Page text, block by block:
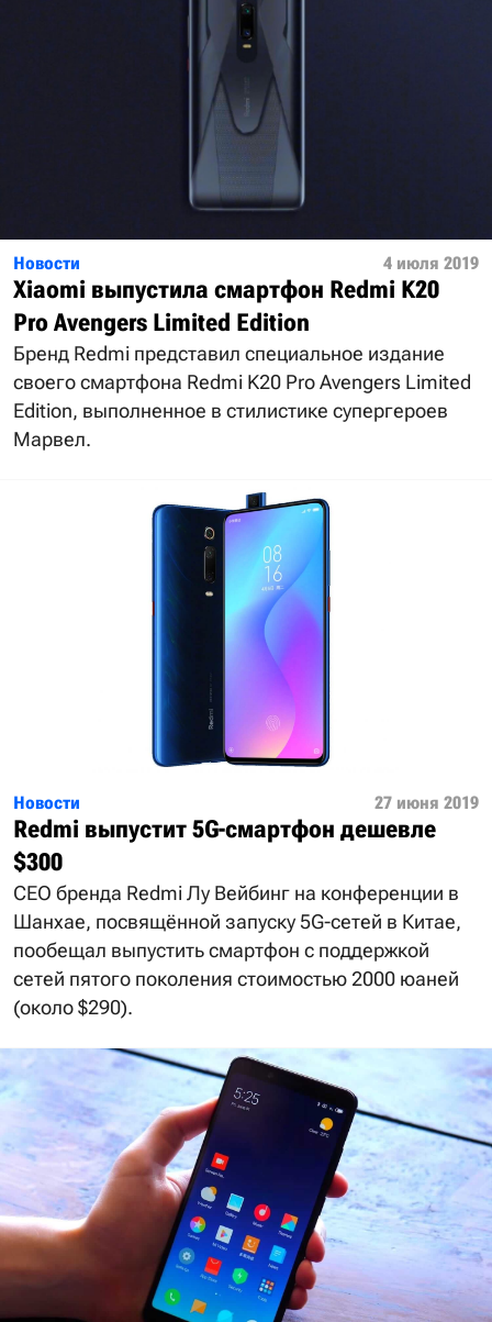
Новости 4 июля 2019
Xiaomi выпустила смартфон Redmi K20
Pro Avengers Limited Edition
Бренд Redmi представил специальное издание
своего смартфона Redmi K20 Pro Avengers Limited
Edition, выполненное в стилистике супергероев
Марвел.
Новости 27 июня 2019
Redmi выпустит 5G-смартфон дешевле
$300
CEO бренда Redmi Лу Вейбинг на конференции в
Шанхае, посвящённой запуску 5G-сетей в Китае,
пообещал выпустить смартфон с поддержкой
сетей пятого поколения стоимостью 2000 юаней
(около $290).